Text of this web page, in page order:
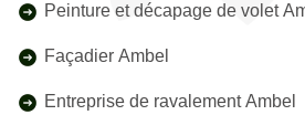
Peinture et décapage de volet
Façadier Ambel
Entreprise de ravalement Ambel